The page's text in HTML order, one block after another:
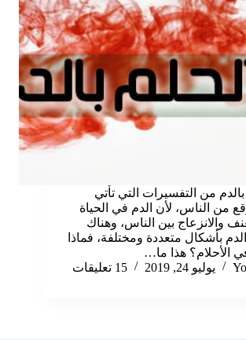
من التفسيرات التي تأتي
من الناس، لأن الدم في الحياة
والانزعاج بين الناس، وهناك
بأشكال متعددة ومختلفة، فماذا
الأحلام؟ هذا ما…
يوليو 24, 2019 15 تعليقات